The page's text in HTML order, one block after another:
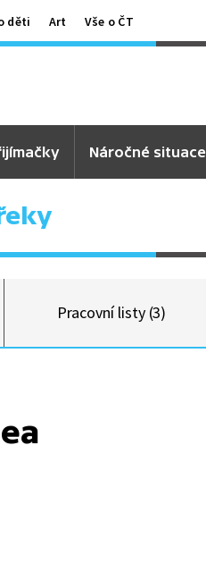
děti Art Vše o ČT
Náročné situace
Pracovní listy (3)